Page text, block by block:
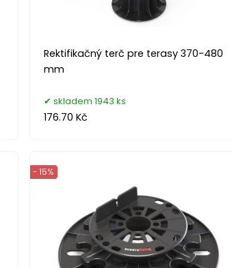
Rektifikačný terč pre terasy 370-480
mm
skladem 1943 ks
176.70 Kč
- 15%